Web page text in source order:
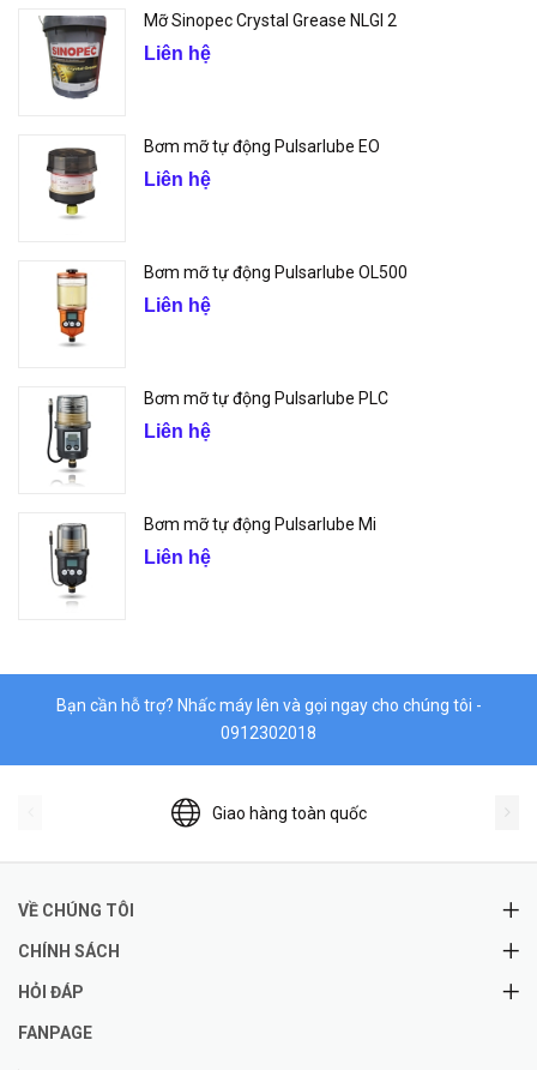
Mỡ Sinopec Crystal Grease NLGI 2
Liên hệ
Bơm mỡ tự động Pulsarlube EO
Liên hệ
Bơm mỡ tự động Pulsarlube OL500
Liên hệ
Bơm mỡ tự động Pulsarlube PLC
Liên hệ
Bơm mỡ tự động Pulsarlube Mi
Liên hệ
Bạn cần hỗ trợ? Nhấc máy lên và gọi ngay cho chúng tôi -
0912302018
Giao hàng toàn quốc
VỀ CHÚNG TÔI
CHÍNH SÁCH
HỎI ĐÁP
FANPAGE